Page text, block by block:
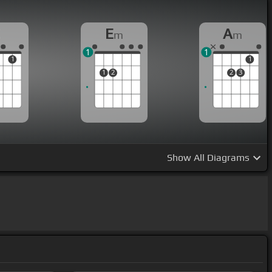
1
Em
1 2
1
Am
2 3
1
1
Show All Diagrams